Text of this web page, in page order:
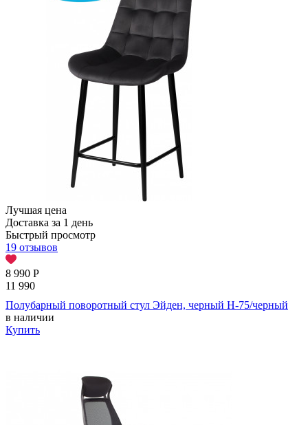
Лучшая цена
Доставка за 1 день
Быстрый просмотр
19 отзывов
8 990 Р
11 990
Полубарный поворотный стул Эйден, черный H-75/черный
в наличии
Купить